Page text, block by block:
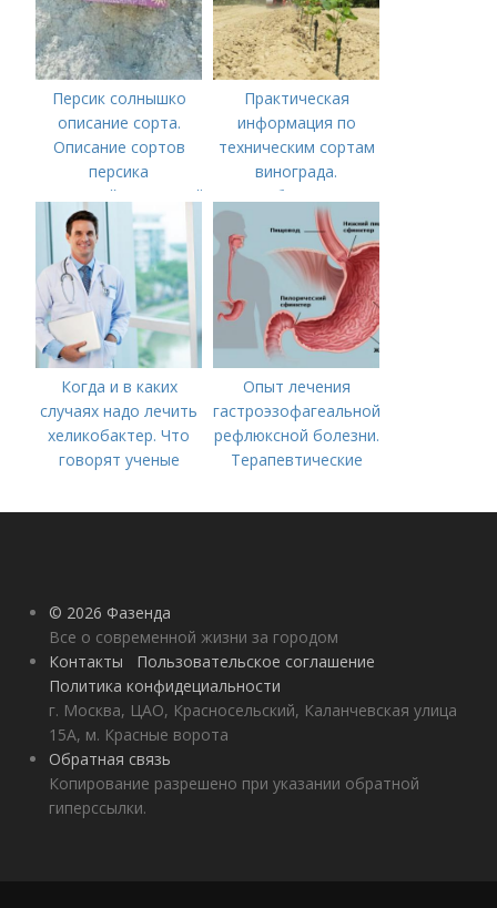
Персик солнышко
описание сорта.
Описание сортов
персика
(советский,солнечный,
новость степи,
пушистый ранний)
Практическая
информация по
техническим сортам
винограда.
Особенности
технических сортов
винограда
Когда и в каких
случаях надо лечить
хеликобактер. Что
говорят ученые
Опыт лечения
гастроэзофагеальной
рефлюксной болезни.
Терапевтические
гастроэзофагеальной
© 2026 Фазенда
Все о современной жизни за городом
Контакты
Пользовательское соглашение
Политика конфидециальности
г. Москва, ЦАО, Красносельский, Каланчевская улица
15А, м. Красные ворота
Обратная связь
Копирование разрешено при указании обратной
гиперссылки.